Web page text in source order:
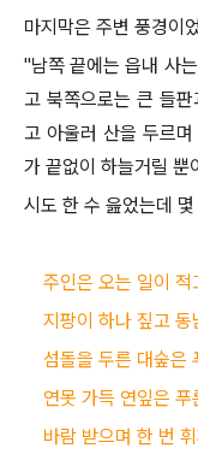
마지막은 주변 풍경이
"남쪽 끝에는 읍내 사
고 북쪽으로는 큰 들
고 아울러 산을 두르
가 끝없이 하늘거릴 뿐
시도 한 수 읊었는데
주인은 오는 일이 적
지팡이 하나 짚고 동
섬돌을 두른 대숲은
연못 가득 연잎은 푸
바람 받으며 한 번